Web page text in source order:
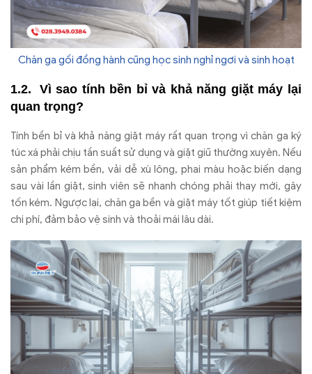
Chăn ga gối đồng hành cũng học sinh nghỉ ngơi và sinh hoạt
Vì sao tính bền bỉ và khả năng giặt máy lại
quan trọng?
Tính bền bỉ và khả năng giặt máy rất quan trọng vì chăn ga ký
túc xá phải chịu tần suất sử dụng và giặt giũ thường xuyên. Nếu
sản phẩm kém bền, vải dễ xù lông, phai màu hoặc biến dạng
sau vài l ần giặt, sinh viên sẽ nhanh chóng phải thay mới, gây
tốn kém. Ngược lại, chăn ga bền và giặt máy tốt giúp tiết kiệm
chi phí, đảm bảo vệ sinh và thoải mái lâu dài.